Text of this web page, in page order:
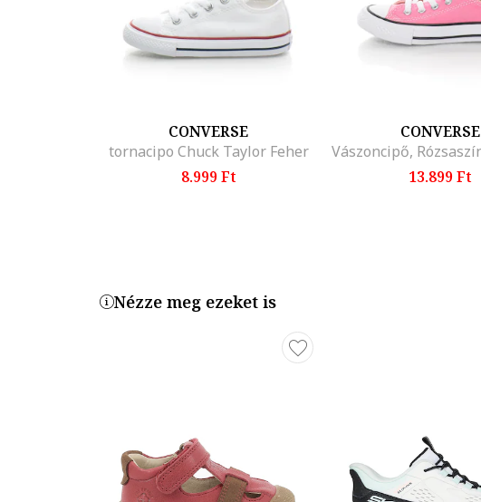
CONVERSE
tornacipo Chuck Taylor Feher
8.999 Ft
CONVERSE
13.899 Ft
Nézze meg ezeket is